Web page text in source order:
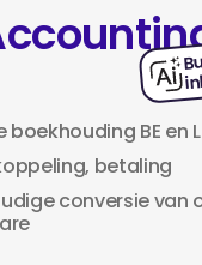
boekhouding BE en
betaling
conversie van